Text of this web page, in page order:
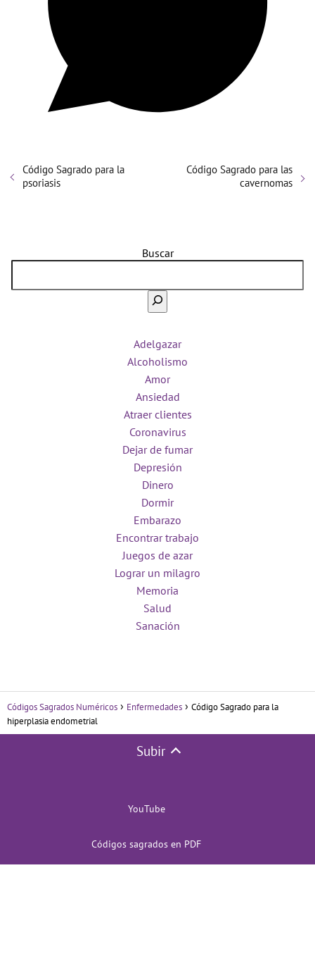
Código Sagrado para la
psoriasis
Código Sagrado para las
cavernomas
Buscar
Adelgazar
Alcoholismo
Amor
Ansiedad
Atraer clientes
Coronavirus
Dejar de fumar
Depresión
Dinero
Dormir
Embarazo
Encontrar trabajo
Juegos de azar
Lograr un milagro
Memoria
Salud
Sanación
Códigos Sagrados Numéricos Enfermedades
Código Sagrado para la
hiperplasia endometrial
Subir
YouTube
Códigos sagrados en PDF